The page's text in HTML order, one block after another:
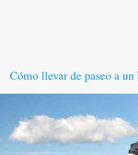
Cómo llevar de paseo a